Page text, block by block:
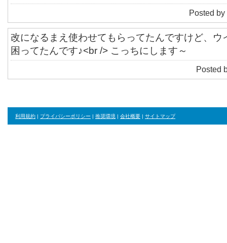
Posted
改になるまえ使わせてもらってたんですけど、ウ
困ってたんです♪<br /> こっちにします～
Posted
利用規約 | プライバシーポリシー | 推奨環境 | 会社概要 | サイトマップ